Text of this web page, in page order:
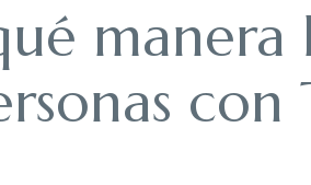
manera
con